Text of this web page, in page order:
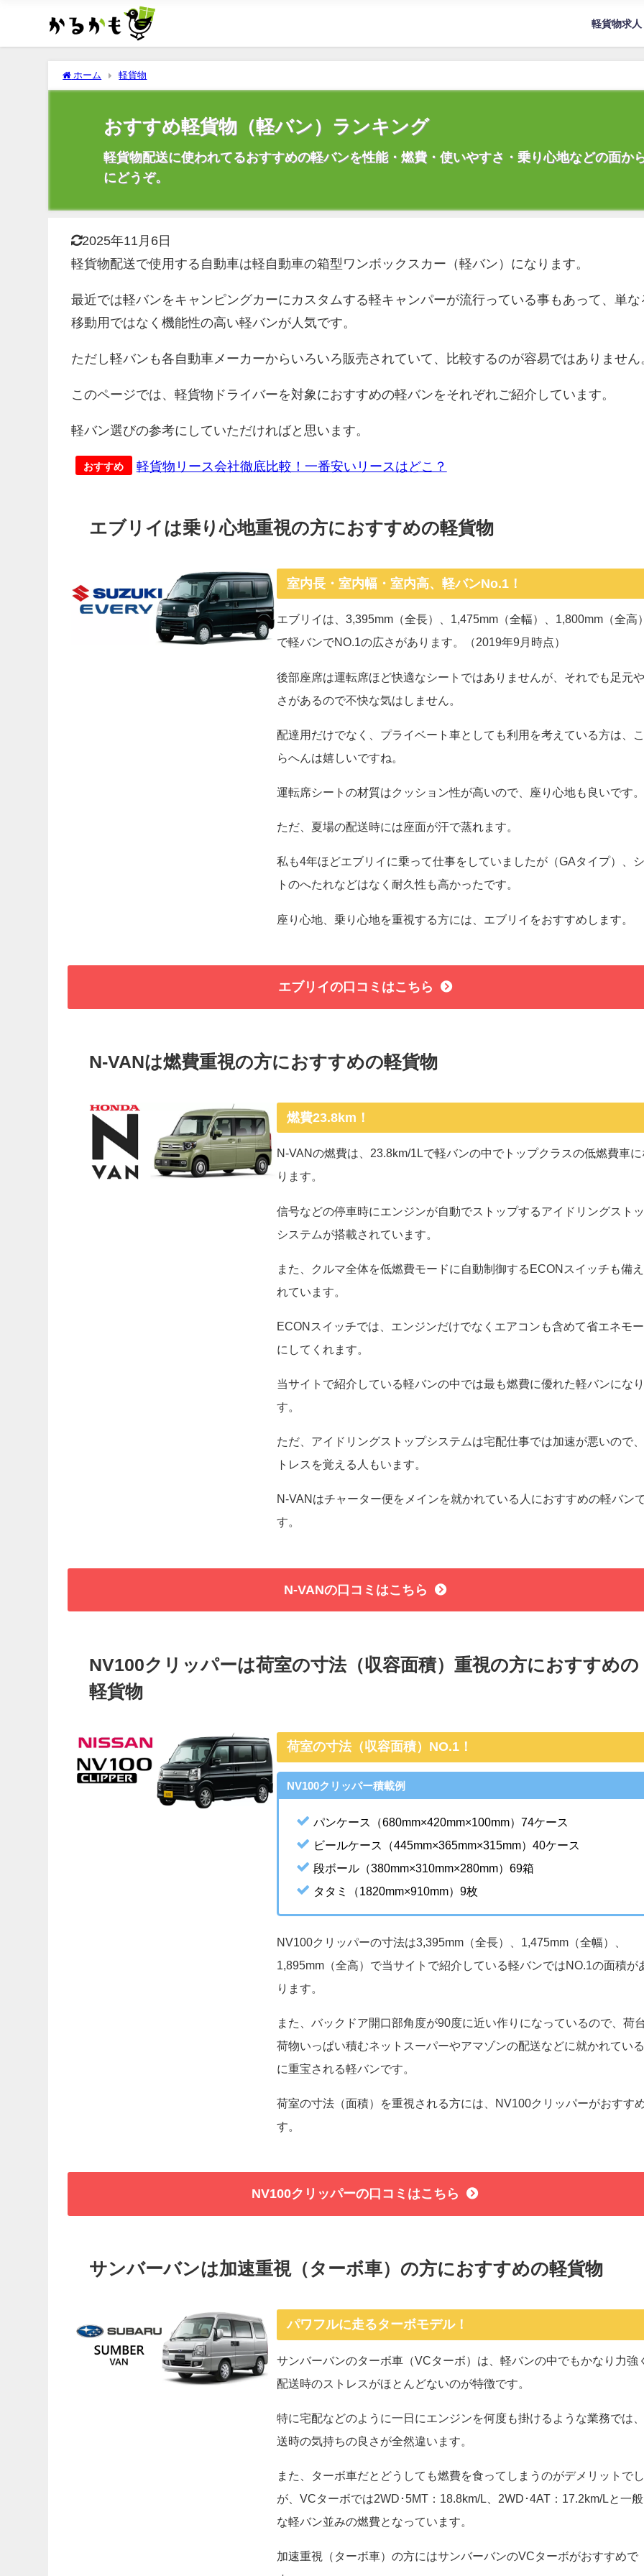
軽貨物求人
ホーム 軽貨物
おすすめ軽貨物（軽バン）ランキング
軽貨物配送に使われてるおすすめの軽バンを性能・燃費・使いやすさ・乗り心地などの面か
にどうぞ。
2025年11月6日
軽貨物配送で使用する自動車は軽自動車の箱型ワンボックスカー（軽バン）になります。
最近では軽バンをキャンピングカーにカスタムする軽キャンパーが流行っている事もあって、単な
移動用ではなく機能性の高い軽バンが人気です。
ただし軽バンも各自動車メーカーからいろいろ販売されていて、比較するのが容易ではありません
このページでは、軽貨物ドライバーを対象におすすめの軽バンをそれぞれご紹介しています。
軽バン選びの参考にしていただければと思います。
おすすめ 軽貨物リース会社徹底比較！一番安いリースはどこ？
エブリイは乗り心地重視の方におすすめの軽貨物
室内長・室内幅・室内高、軽バンNo.1！
エブリイは、3,395mm（全長）、1,475mm（全幅）、1,800mm（全高）
で軽バンでNO.1の広さがあります。（2019年9月時点）
後部座席は運転席ほど快適なシートではありませんが、それでも足元
さがあるので不快な気はしません。
配達用だけでなく、プライベート車としても利用を考えている方は、こ
らへんは嬉しいですね。
運転席シートの材質はクッション性が高いので、座り心地も良いです。
ただ、夏場の配送時には座面が汗で蒸れます。
私も4年ほどエブリイに乗って仕事をしていましたが（GAタイプ）、
トのへたれなどはなく耐久性も高かったです。
座り心地、乗り心地を重視する方には、エブリイをおすすめします。
エブリイの口コミはこちら
N-VANは燃費重視の方におすすめの軽貨物
燃費23.8km！
N-VANの燃費は、23.8km/1Lで軽バンの中でトップクラスの低燃費車に
ります。
信号などの停車時にエンジンが自動でストップするアイドリングスト
システムが搭載されています。
また、クルマ全体を低燃費モードに自動制御するECONスイッチも備
れています。
ECONスイッチでは、エンジンだけでなくエアコンも含めて省エネモ
にしてくれます。
当サイトで紹介している軽バンの中では最も燃費に優れた軽バンになり
す。
ただ、アイドリングストップシステムは宅配仕事では加速が悪いので
トレスを覚える人もいます。
N-VANはチャーター便をメインを就かれている人におすすめの軽バン
す。
N-VANの口コミはこちら
NV100クリッパーは荷室の寸法（収容面積）重視の方におすすめの
軽貨物
荷室の寸法（収容面積）NO.1！
NV100クリッパー積載例
パンケース（680mm×420mm×100mm）74ケース
ビールケース（445mm×365mm×315mm）40ケース
段ボール（380mm×310mm×280mm）69箱
タタミ（1820mm×910mm）9枚
NV100クリッパーの寸法は3,395mm（全長）、1,475mm（全幅）、
1,895mm（全高）で当サイトで紹介している軽バンではNO.1の面積が
ります。
また、バックドア開口部角度が90度に近い作りになっているので、荷
荷物いっぱい積むネットスーパーやアマゾンの配送などに就かれてい
に重宝される軽バンです。
荷室の寸法（面積）を重視される方には、NV100クリッパーがおすす
す。
NV100クリッパーの口コミはこちら
サンバーバンは加速重視（ターボ車）の方におすすめの軽貨物
パワフルに走るターボモデル！
サンバーバンのターボ車（VCターボ）は、軽バンの中でもかなり力強
配送時のストレスがほとんどないのが特徴です。
特に宅配などのように一日にエンジンを何度も掛けるような業務では
送時の気持ちの良さが全然違います。
また、ターボ車だとどうしても燃費を食ってしまうのがデメリットで
が、VCターボでは2WD･5MT：18.8km/L、2WD･4AT：17.2km/Lと一
な軽バン並みの燃費となっています。
加速重視（ターボ車）の方にはサンバーバンのVCターボがおすすめで